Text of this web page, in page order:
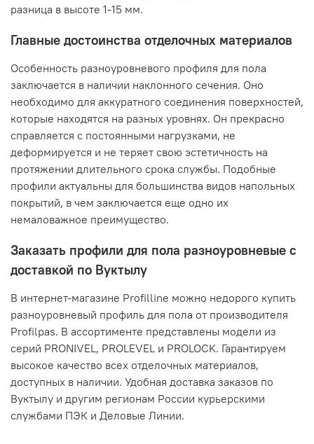
разница в высоте 1-15 мм.
Главные достоинства отделочных материалов
Особенность разноуровневого профиля для пола
заключается в наличии наклонного сечения. Оно
необходимо для аккуратного соединения поверхностей,
которые находятся на разных уровнях. Он прекрасно
справляется с постоянными нагрузками, не
деформируется и не теряет свою эстетичность на
протяжении длительного срока службы. Подобные
профили актуальны для большинства видов напольных
покрытий, в чем заключается еще одно их
немаловажное преимущество.
Заказать профили для пола разноуровневые с
доставкой по Вуктылу
В интернет-магазине Profilline можно недорого купить
разноуровневый профиль для пола от производителя
Profilpas. В ассортименте представлены модели из
серий PRONIVEL, PROLEVEL и PROLOCK. Гарантируем
высокое качество всех отделочных материалов,
доступных в наличии. Удобная доставка заказов по
Вуктылу и другим регионам России курьерскими
службами ПЭК и Деловые Линии.